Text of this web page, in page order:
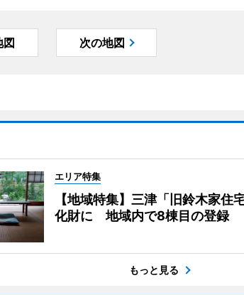
図 次の地図
エリア特集
【地域特集】三津「旧鈴木家住
化財に 地域内で8棟目の登録
もっと見る